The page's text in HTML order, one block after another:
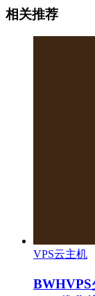
相关推荐
VPS云主机
BWHVPS